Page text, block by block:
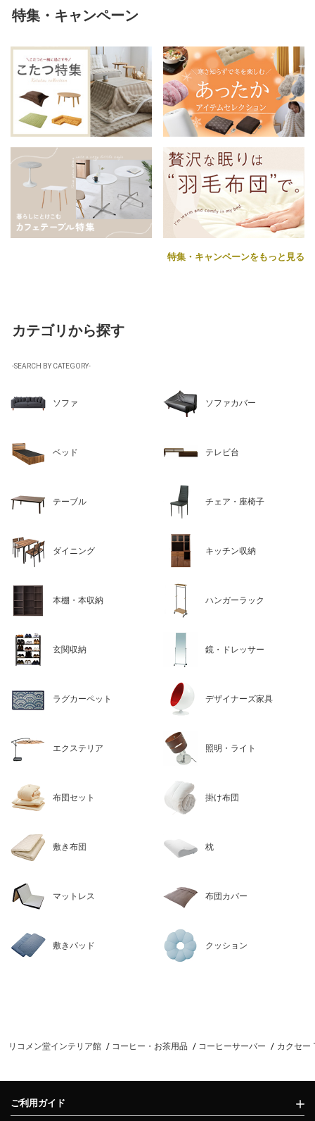
特集・キャンペーン
特集・キャンペーンをもっと見る
カテゴリから探す
-SEARCH BY CATEGORY-
ソファ ソファカバー
ベッド テレビ台
テーブル チェア・座椅子
ダイニング キッチン収納
本棚・本収納 ハンガーラック
玄関収納 鏡・ドレッサー
ラグカーペット デザイナーズ家具
エクステリア 照明・ライト
布団セット 掛け布団
敷き布団 枕
マットレス 布団カバー
敷きパッド クッション
リコメン堂インテリア館 コーヒー・お茶用品 コーヒーサーバー カクセー
ご利用ガイド